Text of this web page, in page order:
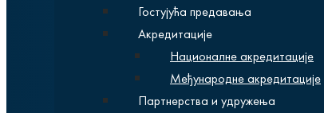
Гостујућа предавања
Акредитације
Националне акредитације
Међународне акредитације
Партнерства и удружења